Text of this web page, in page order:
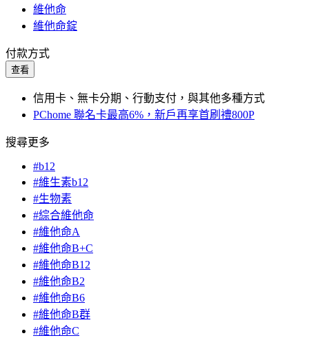
維他命
維他命錠
付款方式
查看
信用卡、無卡分期、行動支付，與其他多種方式
PChome 聯名卡最高6%，新戶再享首刷禮800P
搜尋更多
#b12
#維生素b12
#生物素
#綜合維他命
#維他命A
#維他命B+C
#維他命B12
#維他命B2
#維他命B6
#維他命B群
#維他命C